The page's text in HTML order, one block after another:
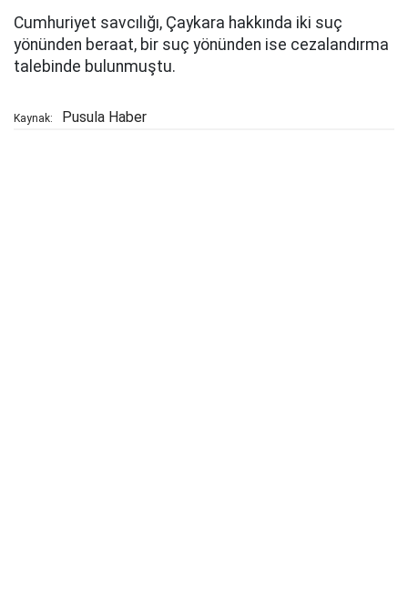
Cumhuriyet savcılığı, Çaykara hakkında iki suç
yönünden beraat, bir suç yönünden ise cezalandırma
talebinde bulunmuştu.
Kaynak: Pusula Haber